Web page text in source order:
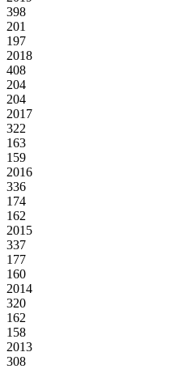
398
201
197
2018
408
204
204
2017
322
163
159
2016
336
174
162
2015
337
177
160
2014
320
162
158
2013
308